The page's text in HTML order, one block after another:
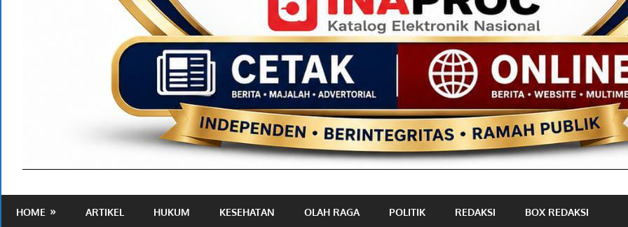
Publik
HOME ARTIKEL HUKUM KESEHATAN OLAH RAGA POLITIK REDAKSI BOX REDAKSI